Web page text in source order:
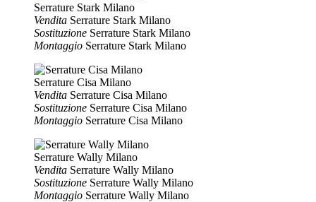
Serrature Stark Milano
Vendita Serrature Stark Milano
Sostituzione Serrature Stark Milano
Montaggio Serrature Stark Milano
Serrature Cisa Milano
Vendita Serrature Cisa Milano
Sostituzione Serrature Cisa Milano
Montaggio Serrature Cisa Milano
Serrature Wally Milano
Vendita Serrature Wally Milano
Sostituzione Serrature Wally Milano
Montaggio Serrature Wally Milano